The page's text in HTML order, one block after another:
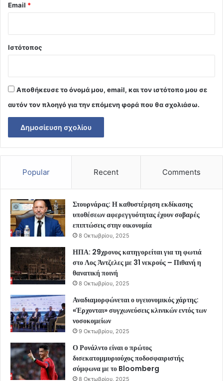
Email *
Ιστότοπος
Αποθήκευσε το όνομά μου, email, και τον ιστότοπο μου σε
αυτόν τον πλοηγό για την επόμενη φορά που θα σχολιάσω.
Popular Recent Comments
Στουρνάρας: Η καθυστέρηση εκδίκασης
υποθέσεων αφερεγγυότητας έχουν σοβαρές
επιπτώσεις στην οικονομία
8 Οκτωβρίου, 2025
ΗΠΑ: 29χρονος κατηγορείται για τη φωτιά
στο Λος Άντζελες με 31 νεκρούς – Πιθανή η
θανατική ποινή
8 Οκτωβρίου, 2025
Αναδιαμορφώνεται ο υγειονομικός χάρτης:
«Έρχονται» συγχωνεύσεις κλινικών εντός των
νοσοκομείων
9 Οκτωβρίου, 2025
Ο Ρονάλντο είναι ο πρώτος
δισεκατομμυριούχος ποδοσφαιριστής
σύμφωνα με το Bloomberg
8 Οκτωβρίου, 2025